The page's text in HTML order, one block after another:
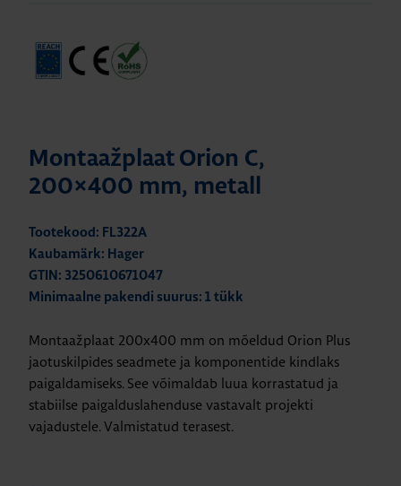
Montaažplaat Orion C,
200×400 mm, metall
Tootekood: FL322A
Kaubamärk: Hager
GTIN: 3250610671047
Minimaalne pakendi suurus: 1 tükk
Montaažplaat 200x400 mm on mõeldud Orion Plus
jaotuskilpides seadmete ja komponentide kindlaks
paigaldamiseks. See võimaldab luua korrastatud ja
stabiilse paigalduslahenduse vastavalt projekti
vajadustele. Valmistatud terasest.